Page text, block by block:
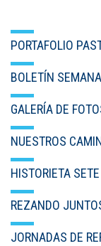
PORTAFOLIO
BOLETÍN
GALERÍA DE
NUESTROS
HISTORIETA
REZANDO
JORNADAS DE